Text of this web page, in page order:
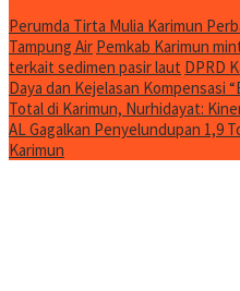
Perumda Tirta Mulia Karimun
Tampung Air Pemkab Karimun
terkait sedimen pasir laut DPRD
Daya dan Kejelasan Kompensasi
Total di Karimun, Nurhidayat:
AL Gagalkan Penyelundupan 1,9
Karimun